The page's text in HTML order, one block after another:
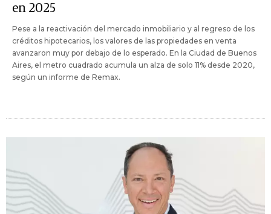
en 2025
Pese a la reactivación del mercado inmobiliario y al regreso de los
créditos hipotecarios, los valores de las propiedades en venta
avanzaron muy por debajo de lo esperado. En la Ciudad de Buenos
Aires, el metro cuadrado acumula un alza de solo 11% desde 2020,
según un informe de Remax.